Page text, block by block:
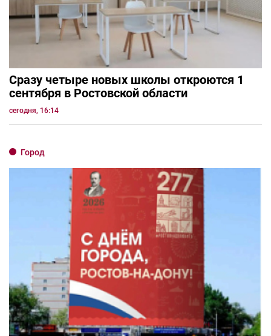
Сразу четыре новых школы откроются 1
сентября в Ростовской области
сегодня, 16:14
Город